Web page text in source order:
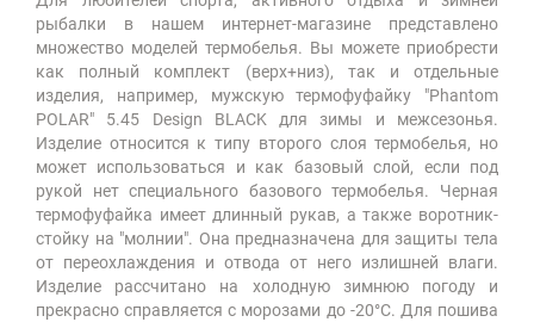
рыбалки в нашем интернет-магазине представлено
множество моделей термобелья. Вы можете приобрести
как полный комплект (верх+низ), так и отдельные
изделия, например, мужскую термофуфайку "Phantom
POLAR" 5.45 Design BLACK для зимы и межсезонья.
Изделие относится к типу второго слоя термобелья, но
может использоваться и как базовый слой, если под
рукой нет специального базового термобелья. Черная
термофуфайка имеет длинный рукав, а также воротник-
стойку на "молнии". Она предназначена для защиты тела
от переохлаждения и отвода от него излишней влаги.
Изделие рассчитано на холодную зимнюю погоду и
прекрасно справляется с морозами до -20°С. Для пошива